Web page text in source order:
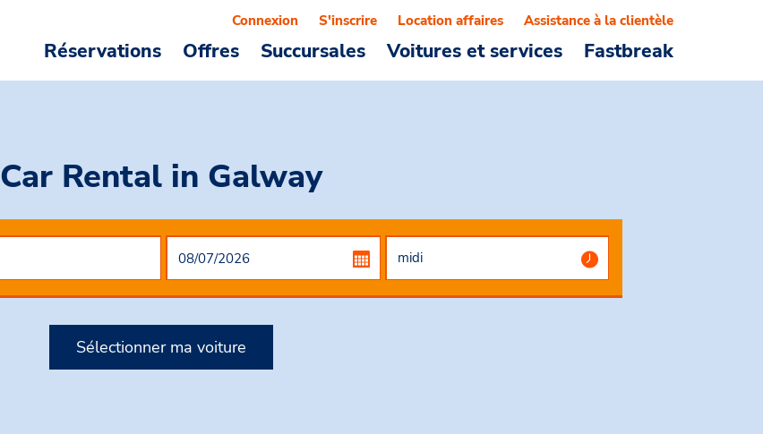
Réservations Offres Succursales Voitures et services Fastbreak
Connexion S'inscrire Location affaires Assistance à la clientèle
Car Rental in Galway
Sélectionner ma voiture